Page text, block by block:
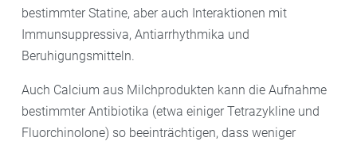
bestimmter Statine, aber auch Interaktionen mit
Immunsuppressiva, Antiarrhythmika und
Beruhigungsmitteln.
Auch Calcium aus Milchprodukten kann die Aufnahme
bestimmter Antibiotika (etwa einiger Tetrazykline und
Fluorchinolone) so beeinträchtigen, dass weniger